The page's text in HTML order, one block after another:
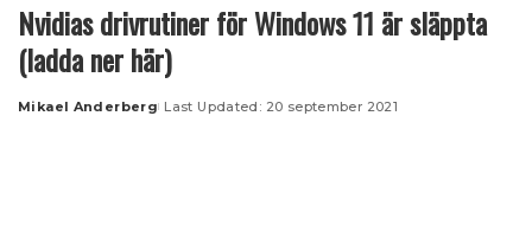
Nvidias drivrutiner för Windows 11 är släppta
(ladda ner här)
Posted
Mikael Anderberg Last Updated: 20 september 2021